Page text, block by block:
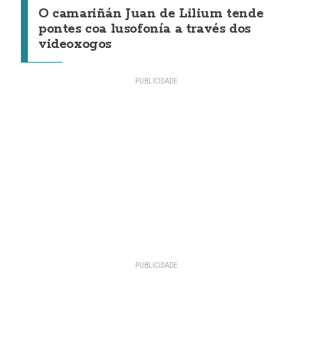
O camariñán Juan de Lilium tende
pontes coa lusofonía a través dos
videoxogos